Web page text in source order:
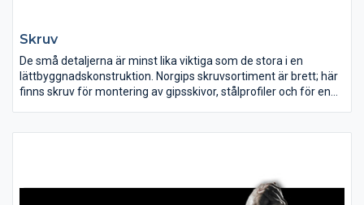
Skruv
De små detaljerna är minst lika viktiga som de stora i en
lättbyggnadskonstruktion. Norgips skruvsortiment är brett; här
finns skruv för montering av gipsskivor, stålprofiler och för en